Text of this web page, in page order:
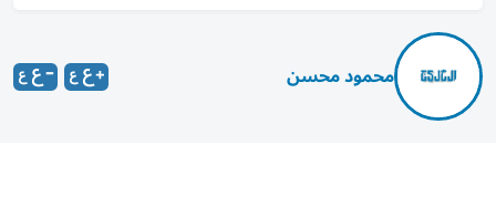
محمود محسن